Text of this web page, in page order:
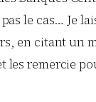
le cas… Je
en citant un
les remercie